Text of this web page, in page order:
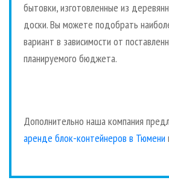
бытовки, изготовленные из
доски. Вы можете подобрать
вариант в зависимости от
планируемого бюджета.
Дополнительно наша компания
аренде блок-контейнеров в Тюмени